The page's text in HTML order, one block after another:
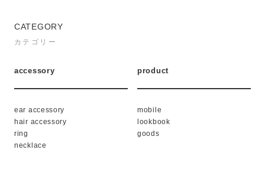
CATEGORY
カテゴリー
accessory
ear accessory
hair accessory
ring
necklace
product
mobile
lookbook
goods